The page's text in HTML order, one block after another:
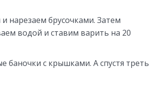
нарезаем брусочками. Затем
водой и ставим варить на 20
баночки с крышками. А спустя треть